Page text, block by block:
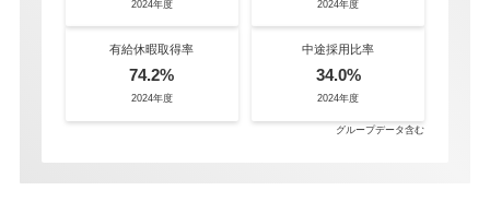
2024年度 2024年度
有給休暇取得率
74.2%
2024年度
中途採用比率
34.0%
2024年度
グループデータ含む